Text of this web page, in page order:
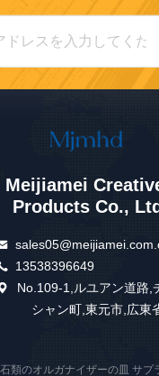
Meijiamei
Products Co., Ltd
13538396649
No.109-1,ルユアン道路,
シャン町,東元市,広東
類のオルガナイザーの皿 サ